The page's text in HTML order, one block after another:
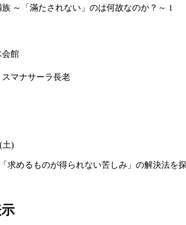
～「滿たされない」のは何故なのか？～ 1
会館
マナサーラ長老
土)
求めるものが得られない苦しみ」の解決法を